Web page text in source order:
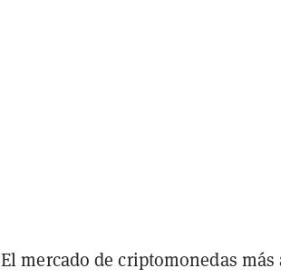
El mercado de criptomonedas